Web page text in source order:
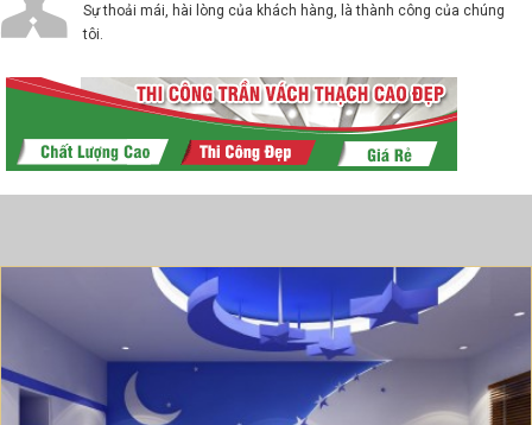
Sự thoải mái, hài lòng của khách hàng, là thành công của chúng
tôi.